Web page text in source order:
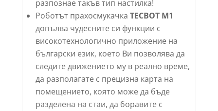
разпознае такъв тип настилка!
Роботът прахосмукачка TECBOT M1
допълва чудесните си функции с
високотехнологично приложение на
български език, което Ви позволява да
следите движението му в реално време,
да разполагате с прецизна карта на
помещението, която може да бъде
разделена на стаи, да боравите с